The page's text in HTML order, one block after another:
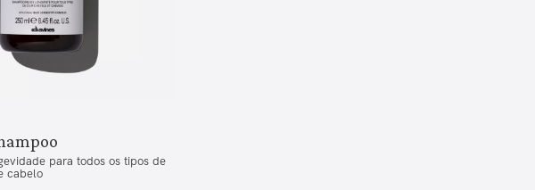
para todos os tipos de
cabelo